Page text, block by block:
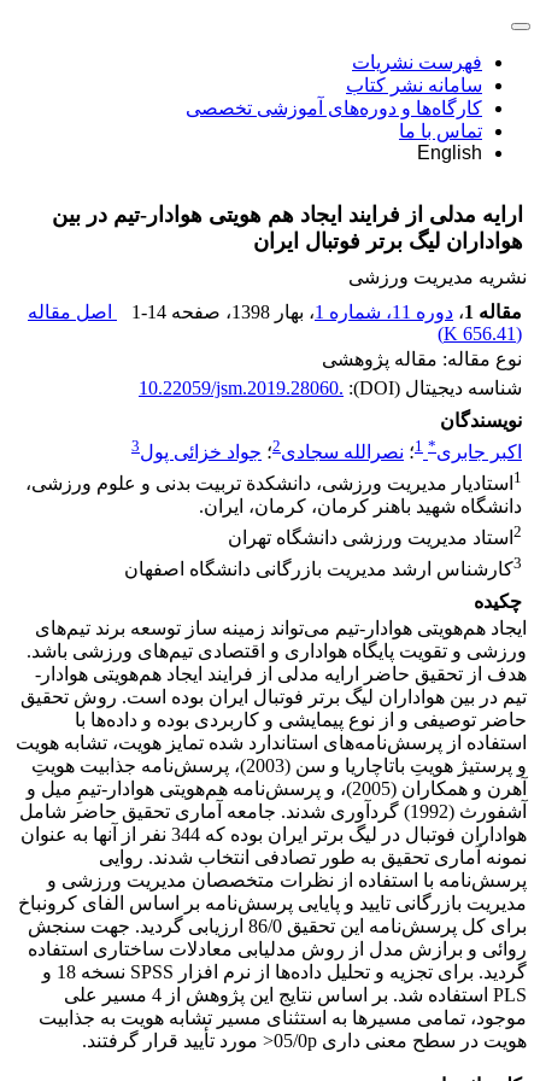
فهرست نشریات
سامانه نشر کتاب
کارگاه‌ها و دوره‌های آموزشی تخصصی
تماس با ما
English
ارایه مدلی از فرایند ایجاد هم هویتی هوادار-تیم در بین
هواداران لیگ برتر فوتبال ایران
نشریه مدیریت ورزشی
مقاله 1
، دوره 11، شماره 1 ، بهار 1398 ، صفحه 1-14
اصل مقاله
(
656.41 K
)
نوع مقاله: مقاله پژوهشی
شناسه دیجیتال (DOI):
10.22059/jsm.2019.28060.
نویسندگان
اکبر جابری*
1؛ نصرالله سجادی2؛ جواد خزائی پول3
1 استادیار مدیریت ورزشی، دانشکدة تربیت بدنی و علوم ورزشی،
دانشگاه شهید باهنر کرمان، کرمان، ایران.
2 استاد مدیریت ورزشی دانشگاه تهران
3کارشناس ارشد مدیریت بازرگانی دانشگاه اصفهان
چکیده
ایجاد هم‌هویتی هوادار-تیم می‌تواند زمینه ساز توسعه برند تیم‌های
ورزشی و تقویت پایگاه هواداری و اقتصادی تیم‌های ورزشی باشد.
هدف از تحقیق حاضر ارایه مدلی از فرایند ایجاد هم‌هویتی هوادار-
تیم در بین هواداران لیگ برتر فوتبال ایران بوده است. روش تحقیق
حاضر توصیفی و از نوع پیمایشی و کاربردی بوده و داده‌ها با
استفاده از پرسش‌نامه‌های استاندارد شده تمایز هویت، تشابه هویت
و پرستیژ هویتِ باتاچاریا و سن (2003)، پرسش‌نامه جذابیت هویتِ
آهرن و همکاران (2005)، و پرسش‌نامه هم‌هویتی هوادار-تیمِ میل و
آشفورث (1992) گردآوری شدند. جامعه آماری تحقیق حاضر شامل
هواداران فوتبال در لیگ برتر ایران بوده که 344 نفر از آنها به عنوان
نمونه آماری تحقیق به طور تصادفی انتخاب شدند. روایی
پرسش‌نامه با استفاده از نظرات متخصصان مدیریت ورزشی و
مدیریت بازرگانی تایید و پایایی پرسش‌نامه بر اساس الفای کرونباخ
برای کل پرسش‌نامه این تحقیق 86/0 ارزیابی گردید. جهت سنجش
روائی و برازش مدل از روش مدلیابی معادلات ساختاری استفاده
گردید. برای تجزیه و تحلیل داده‌ها از نرم افزار SPSS نسخه 18 و
PLS استفاده شد. بر اساس نتایج این پژوهش از 4 مسیر علی
موجود، تمامی مسیرها به استثنای مسیر تشابه هویت به جذابیت
هویت در سطح معنی داری 05/0p< مورد تأیید قرار گرفتند.